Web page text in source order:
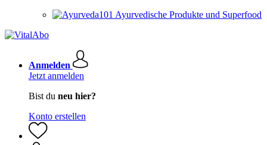
Ayurvedische Produkte und Superfood
Anmelden
Jetzt anmelden
Bist du neu hier?
Konto erstellen